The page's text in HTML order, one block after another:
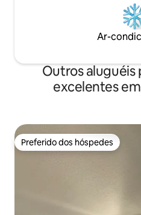
Ar-
Outros
excelentes
Preferido dos hóspedes
Preferido dos hóspedes